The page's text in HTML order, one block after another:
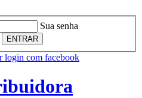
Sua senha
ENTRAR
login com facebook